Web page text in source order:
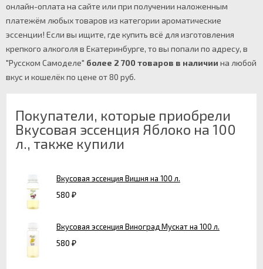
онлайн-оплата на сайте или при получении наложенным
платежём любых товаров из категории ароматические
эссенции! Если вы ищите, где купить всё для изготовления
крепкого алкоголя в Екатеринбурге, то вы попали по адресу, в
"Русском Самоделе" более 2 700 товаров в наличии на любой
вкус и кошелёк по цене от 80 руб.
Покупатели, которые приобрели
Вкусовая эссенция Яблоко на 100
л., также купили
Вкусовая эссенция Вишня на 100 л.
580 ₽
Вкусовая эссенция Виноград Мускат на 100 л.
580 ₽